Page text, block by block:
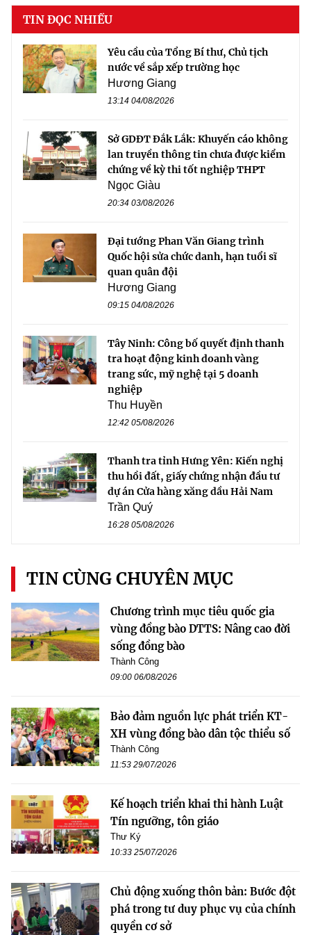
TIN ĐỌC NHIỀU
Yêu cầu của Tổng Bí thư, Chủ tịch
nước về sắp xếp trường học
Hương Giang
13:14 04/08/2026
Sở GDĐT Đắk Lắk: Khuyến cáo không
lan truyền thông tin chưa được kiểm
chứng về kỳ thi tốt nghiệp THPT
Ngọc Giàu
20:34 03/08/2026
Đại tướng Phan Văn Giang trình
Quốc hội sửa chức danh, hạn tuổi sĩ
quan quân đội
Hương Giang
09:15 04/08/2026
Tây Ninh: Công bố quyết định thanh
tra hoạt động kinh doanh vàng
trang sức, mỹ nghệ tại 5 doanh
nghiệp
Thu Huyền
12:42 05/08/2026
Thanh tra tỉnh Hưng Yên: Kiến nghị
thu hồi đất, giấy chứng nhận đầu tư
dự án Cửa hàng xăng dầu Hải Nam
Trần Quý
16:28 05/08/2026
TIN CÙNG CHUYÊN MỤC
Chương trình mục tiêu quốc gia
vùng đồng bào DTTS: Nâng cao đời
sống đồng bào
Thành Công
09:00 06/08/2026
Bảo đảm nguồn lực phát triển KT-
XH vùng đồng bào dân tộc thiểu số
Thành Công
11:53 29/07/2026
Kế hoạch triển khai thi hành Luật
Tín ngưỡng, tôn giáo
Thư Ký
10:33 25/07/2026
Chủ động xuống thôn bản: Bước đột
phá trong tư duy phục vụ của chính
quyền cơ sở